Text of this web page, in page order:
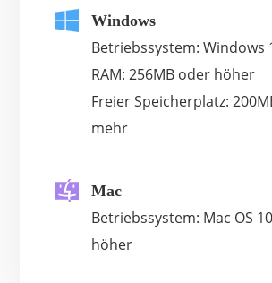
Windows
Betriebssystem: Windows
RAM: 256MB oder höher
Freier Speicherplatz:
mehr
Mac
Betriebssystem: Mac OS
höher